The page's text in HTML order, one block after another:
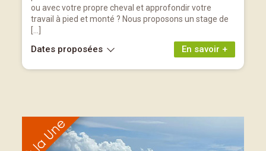
ou avec votre propre cheval et approfondir votre
travail à pied et monté ? Nous proposons un stage de
En savoir +
Dates proposées